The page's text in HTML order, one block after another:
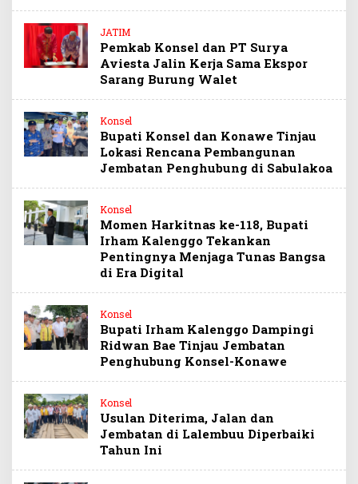
JATIM
Pemkab Konsel dan PT Surya
Aviesta Jalin Kerja Sama Ekspor
Sarang Burung Walet
Konsel
Bupati Konsel dan Konawe Tinjau
Lokasi Rencana Pembangunan
Jembatan Penghubung di Sabulakoa
Konsel
Momen Harkitnas ke-118, Bupati
Irham Kalenggo Tekankan
Pentingnya Menjaga Tunas Bangsa
di Era Digital
Konsel
Bupati Irham Kalenggo Dampingi
Ridwan Bae Tinjau Jembatan
Penghubung Konsel-Konawe
Konsel
Usulan Diterima, Jalan dan
Jembatan di Lalembuu Diperbaiki
Tahun Ini